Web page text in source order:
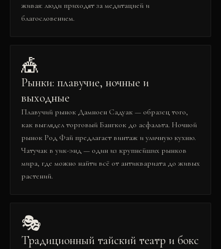
живая: люди приходят за медитацией и
благословением.
🎪
Рынки: плавучие, ночные и
выходные
Плавучий рынок Дамноен Садуак — образец того,
как выглядел торговый Бангкок до асфальта. Ночной
рынок Род Фай предлагает винтаж и уличную кухню.
Чатучак в уик-энд — один из крупнейших рынков
мира, где можно найти всё от антиквариата до живых
растений.
🎭
Традиционный тайский театр и бокс